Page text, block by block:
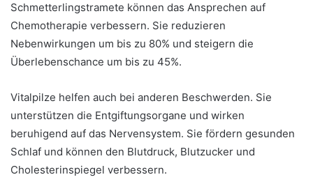
Schmetterlingstramete können das Ansprechen auf
Chemotherapie verbessern. Sie reduzieren
Nebenwirkungen um bis zu 80% und steigern die
Überlebenschance um bis zu 45%.
Vitalpilze helfen auch bei anderen Beschwerden. Sie
unterstützen die Entgiftungsorgane und wirken
beruhigend auf das Nervensystem. Sie fördern gesunden
Schlaf und können den Blutdruck, Blutzucker und
Cholesterinspiegel verbessern.